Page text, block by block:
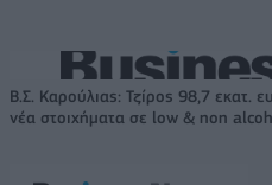
Β.Σ. Καρούλιας: Τζίρος 98,7 εκατ.
νέα στοιχήματα σε low & non